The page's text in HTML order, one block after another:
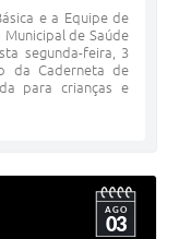
e a Equipe de
Municipal de Saúde
segunda-feira, 3
da Caderneta de
para crianças e
AGO
03